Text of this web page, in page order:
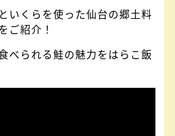
いくらを使った仙台の郷土料
ご紹介！
べられる鮭の魅力をはらこ飯